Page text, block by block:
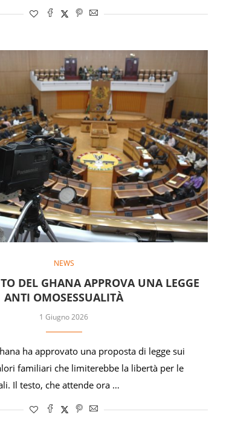
NEWS
DEL GHANA APPROVA UNA LEGGE
ANTI OMOSESSUALITÀ
1 Giugno 2026
ha approvato una proposta di legge sui
familiari che limiterebbe la libertà per le
Il testo, che attende ora …